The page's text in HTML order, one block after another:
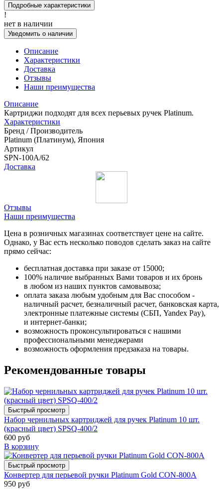
Подробные характеристики
!
нет в наличии
Уведомить о наличии
Описание
Характеристики
Доставка
Отзывы
Наши преимущества
Описание
Картриджи подходят для всех перьевых ручек Platinum.
Характеристики
Бренд / Производитель
Platinum (Платинум), Япония
Артикул
SPN-100A/62
Доставка
Отзывы
Наши преимущества
Цена в розничных магазинах соответствует цене на сайте.
Однако, у Вас есть несколько поводов сделать заказ на сайте
прямо сейчас:
бесплатная доставка при заказе от 15000;
100% наличие выбранных Вами товаров и их бронь
в любом из наших пунктов самовывоза;
оплата заказа любым удобным для Вас способом -
наличный расчет, безналичный расчет, банковская карта,
электронные платежные системы (СБП, Yandex Pay),
и интернет-банки;
возможность проконсультироваться с нашими
профессиональными менеджерами
возможность оформления предзаказа на товары.
Рекомендованные товары
Быстрый просмотр
Набор чернильных картриджей для ручек Platinum 10 шт.
(красный цвет) SPSQ-400/2
600 руб
В корзину
Быстрый просмотр
Конвертер для перьевой ручки Platinum Gold CON-800А
950 руб